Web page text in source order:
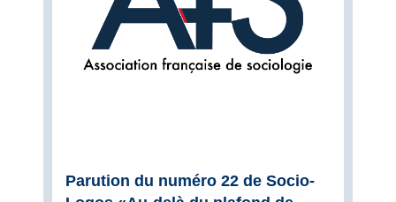
Parution du numéro 22 de Socio-